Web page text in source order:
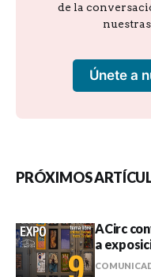
de la
Únete a
PRÓXIMOS
ACirc
a